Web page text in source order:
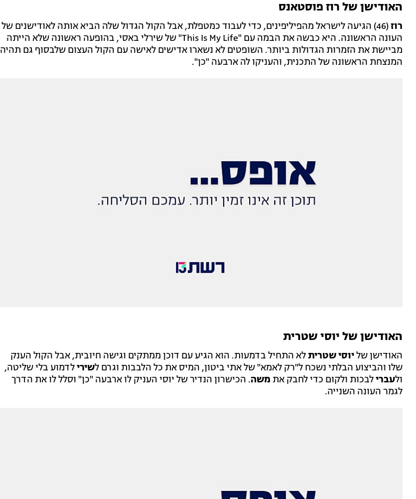
האודישן של רוז פוסטאנס
רוז
(46) הגיעה לישראל מהפיליפינים, כדי לעבוד כמטפלת, אבל הקול הגדול שלה הביא אותה לאודישנים של
העונה הראשונה. היא כבשה את הבמה עם "This Is My Life" של שירלי באסי, בהופעה ראשונה שלא הייתה
מביישת את הזמרות הגדולות ביותר. השופטים לא נשארו אדישים לאישה עם הקול העצום שלבסוף גם תהיה
המנצחת הראשונה של התכנית, והעניקו לה ארבעה "כן".
האודישן של יוסי שטרית
האודישן שליוסי שטריתלא התחיל בדמעות. הוא הגיע עם דוכן ממתקים וגישה חיובית, אבל הקול הענק
שלו והביצוע הבלתי נשכח ל"רק לאמא" של אתי ביטון, המיס את כל הלבבות וגרם לשירילדמוע בלי שליטה,
ולעברילבכות ולקום כדי לחבק את משה. הכישרון הנדיר של יוסי העניק לו ארבעה "כן" וסלל לו את הדרך
לגמר העונה השנייה.